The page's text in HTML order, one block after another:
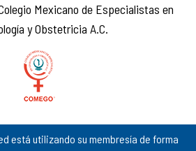
Mexicano de Especialistas en
y Obstetricia A.C.
está utilizando su membresía de forma